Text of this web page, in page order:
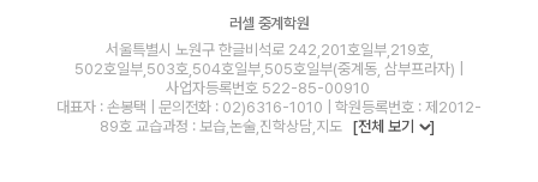
러셀 중계학원
서울특별시 노원구 한글비석로 242,201호일부,219호,
502호일부,503호,504호일부,505호일부(중계동, 삼부프라자) |
사업자등록번호 522-85-00910
대표자 : 손봉택 | 문의전화 : 02)6316-1010 | 학원등록번호 : 제2012-
89호 교습과정 : 보습,논술,진학상담,지도 [전체 보기 ]